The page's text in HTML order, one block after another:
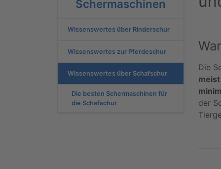
Schermaschinen
Wissenswertes über Rinderschur
Wissenswertes zur Pferdeschur
Wissenswertes über Schafschur
Die besten Schermaschinen für
die Schafschur
Die
der